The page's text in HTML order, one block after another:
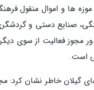
ها و اموال منقول
صنایع دستی و
مجوز فعالیت از سوی
است.
گیلان خاطر نشان کرد: